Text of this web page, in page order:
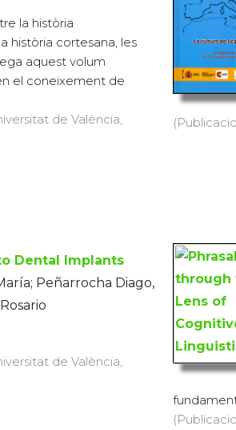
la història
història cortesana, les
aquest volum
el coneixement de
de València,
Dental Implants
Peñarrocha Diago,
de València,